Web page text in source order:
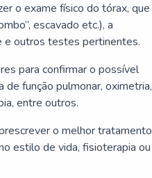
o exame físico do tórax, que
escavado etc.), a
e outros testes pertinentes.
para confirmar o possível
de função pulmonar, oximetria,
entre outros.
o melhor tratamento
estilo de vida, fisioterapia ou